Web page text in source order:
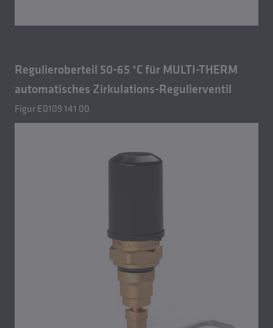
Regulieroberteil 50-65 °C für MULTI-THERM
automatisches Zirkulations-Regulierventil
Figur E0109 141 00